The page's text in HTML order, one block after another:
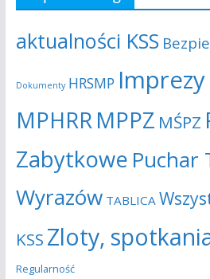
aktualności KSS
Dokumenty HRSMP Imprezy
MPHRRMPPZ MŚPZ
Zabytkowe Puchar
Wyrazów TABLICA
KSS Zloty,
Regularność